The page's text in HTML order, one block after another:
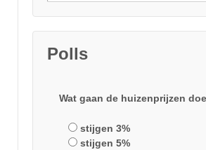
Polls
Wat gaan de huizenprijzen
stijgen 3%
stijgen 5%